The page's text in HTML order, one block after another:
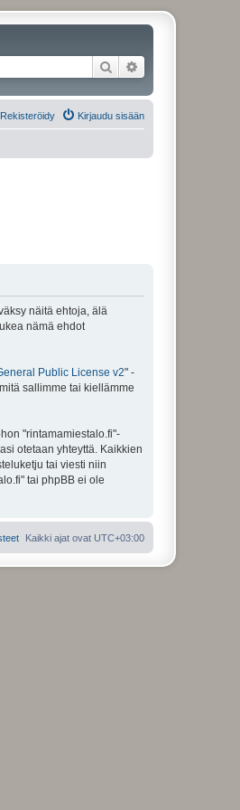
Etsi
Kirjaudu sisään
Rekisteröidy
näitä ehtoja, älä
nämä ehdot
Public License v2" -
sallimme tai kiellämme
"rintamamiestalo.fi"-
otetaan yhteyttä. Kaikkien
tai viesti niin
tai phpBB ei ole
Kaikki ajat ovat UTC+03:00